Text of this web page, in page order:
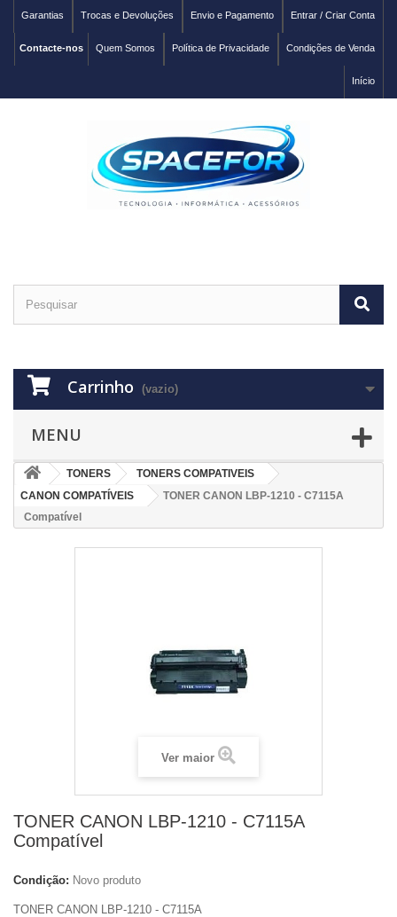
Entrar / Criar Conta
Envio e Pagamento
Trocas e Devoluções
Garantias
Condições de Venda
Política de Privacidade
Quem Somos
Contacte-nos
Início
Carrinho (vazio)
MENU
TONERS
TONERS COMPATIVEIS
CANON COMPATÍVEIS
TONER CANON LBP-1210 - C7115A
Compatível
Ver maior
TONER CANON LBP-1210 - C7115A
Compatível
Condição: Novo produto
TONER CANON LBP-1210 - C7115A